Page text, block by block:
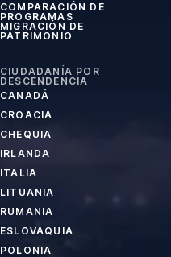
COMPARACIÓN DE
PROGRAMAS
MIGRACIÓN DE
PATRIMONIO
CIUDADANÍA POR
DESCENDENCIA
CANADÁ
CROACIA
CHEQUIA
IRLANDA
ITALIA
LITUANIA
RUMANIA
ESLOVAQUIA
POLONIA